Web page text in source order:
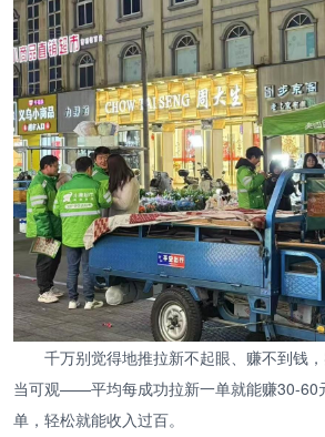
千万别觉得地推拉新不起眼、赚不到钱
当可观——平均每成功拉新一单就能赚30-60
单，轻松就能收入过百。